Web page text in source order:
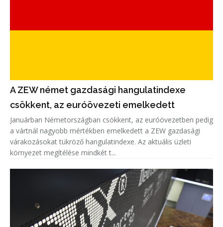
A ZEW német gazdasági hangulatindexe
csökkent, az euróövezeti emelkedett
Januárban Németországban csökkent, az euróövezetben pedig
a vártnál nagyobb mértékben emelkedett a ZEW gazdasági
várakozásokat tükröző hangulatindexe. Az aktuális üzleti
környezet megítélése mindkét t...